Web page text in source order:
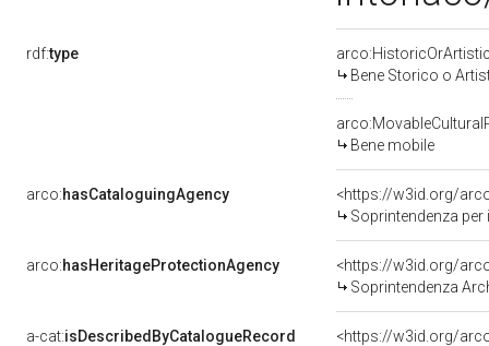
rdf:type
Bene Storico o
Bene mobile
arco:hasCataloguingAgency
<https://w3id.org/
Soprintendenza
arco:hasHeritageProtectionAgency
<https://w3id.org/
Soprintendenza
a-cat:isDescribedByCatalogueRecord
<https://w3id.org/